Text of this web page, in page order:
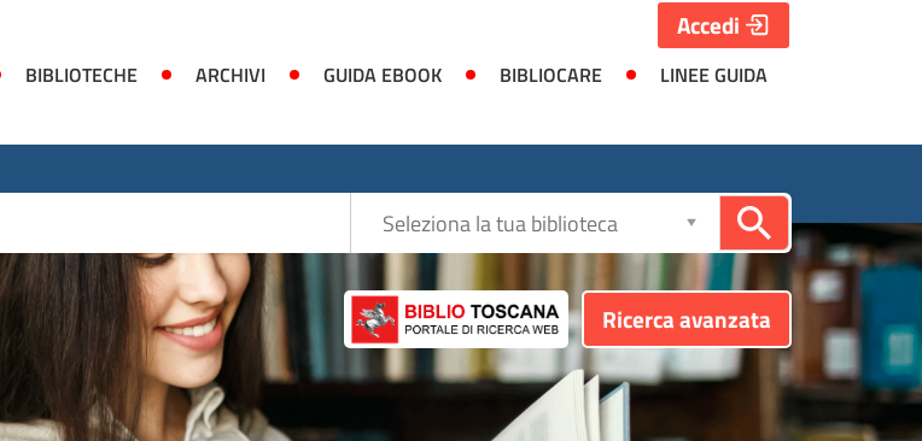
BIBLIOTECHE ARCHIVI GUIDA EBOOK BIBLIOCARE
LINEE GUIDA
Accedi
Ricerca avanzata
Seleziona
la